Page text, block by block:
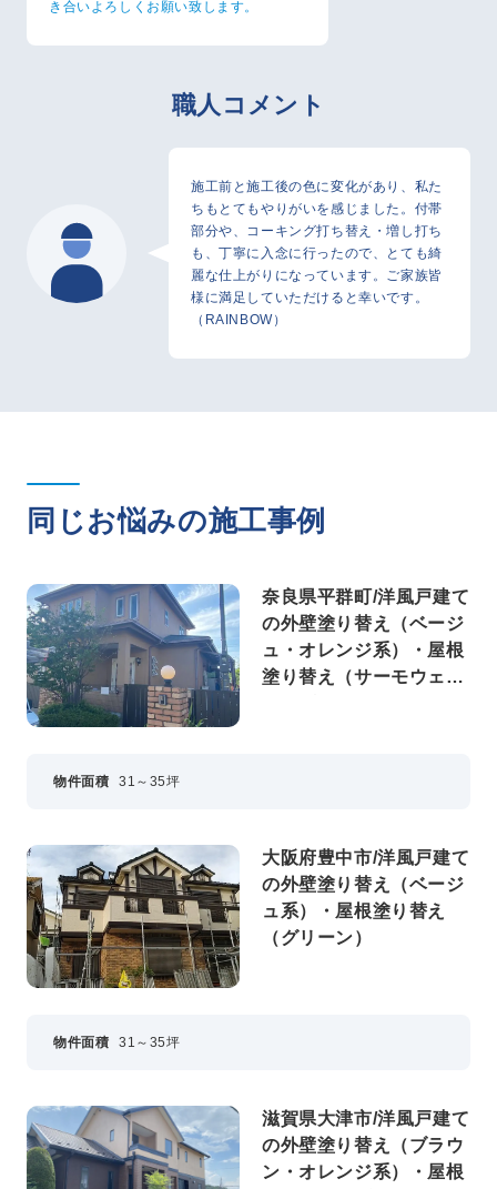
き合いよろしくお願い致します。
職人コメント
施工前と施工後の色に変化があり、私た
ちもとてもやりがいを感じました。付帯
部分や、コーキング打ち替え・増し打ち
も、丁寧に入念に行ったので、とても綺
麗な仕上がりになっています。ご家族皆
様に満足していただけると幸いです。
（RAINBOW）
同じお悩みの施工事例
奈良県平群町/洋風戸建て
の外壁塗り替え（ベージ
ュ・オレンジ系）・屋根
塗り替え（サーモウェザ
物件面積 31～35坪
大阪府豊中市/洋風戸建て
の外壁塗り替え（ベージ
ュ系）・屋根塗り替え
（グリーン）
物件面積 31～35坪
滋賀県大津市/洋風戸建て
の外壁塗り替え（ブラウ
ン・オレンジ系）・屋根